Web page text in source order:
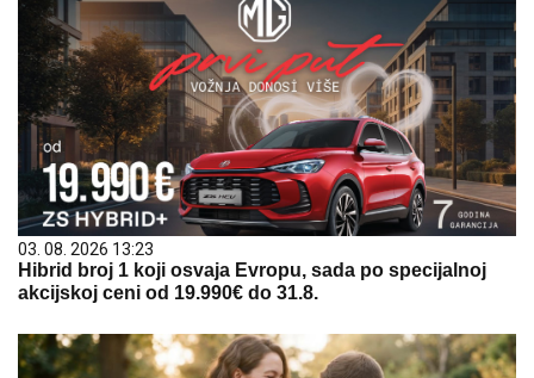
03. 08. 2026 13:23
Hibrid broj 1 koji osvaja Evropu, sada po specijalnoj
akcijskoj ceni od 19.990€ do 31.8.